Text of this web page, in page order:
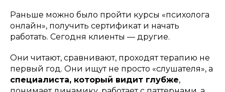
Раньше можно было пройти курсы «психолога
онлайн», получить сертификат и начать
работать. Сегодня клиенты — другие.
Они читают, сравнивают, проходят терапию не
первый год. Они ищут не просто «слушателя», а
специалиста, который видит глубже,